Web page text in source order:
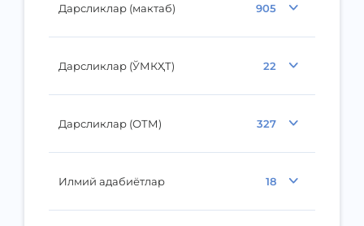
Дарсликлар (мактаб) 905
Дарсликлар (ЎМКҲТ) 22
Дарсликлар (ОТМ) 327
Илмий адабиётлар 18